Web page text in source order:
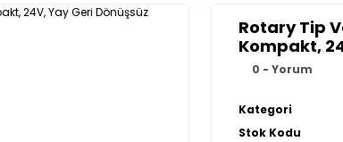
Rotary Tip
Kompakt,
0 - Yorum
Kategori
Stok Kodu